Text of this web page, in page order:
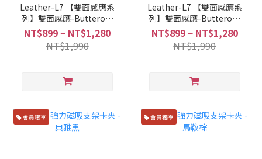
Leather-L7 【雙面感應系
列】雙面感應-Buttero牛
皮精品卡套-直款
NT$899 ~ NT$1,280
NT$1,990
Leather-L7 【雙面感應系
列】雙面感應-Buttero牛
皮精品卡套-橫款
NT$899 ~ NT$1,280
NT$1,990
會員獨享 會員獨享